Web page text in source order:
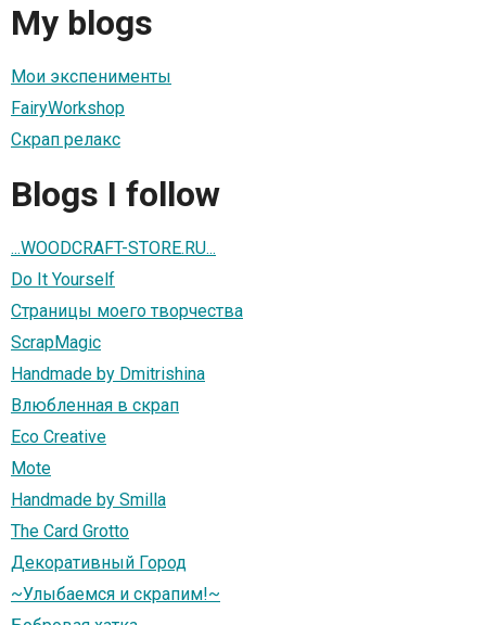
My blogs
Мои экспенименты
FairyWorkshop
Скрап релакс
Blogs I follow
...WOODCRAFT-STORE.RU...
Do It Yourself
Страницы моего творчества
ScrapMagic
Handmade by Dmitrishina
Влюбленная в скрап
Eco Creative
Mote
Handmade by Smilla
The Card Grotto
Декоративный Город
~Улыбаемся и скрапим!~